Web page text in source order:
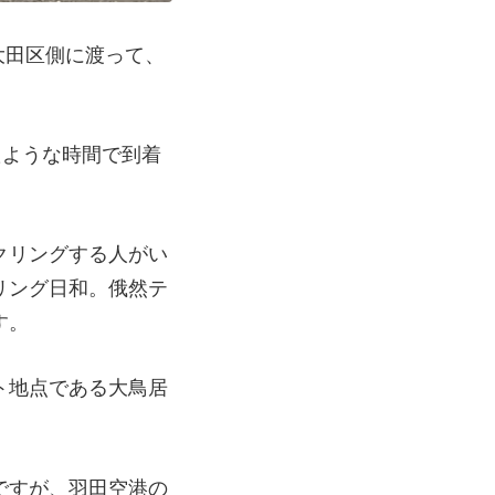
区側に渡って、
うな時間で到着
リングする人がい
ング日和。俄然テ
地点である大鳥居
すが、羽田空港の